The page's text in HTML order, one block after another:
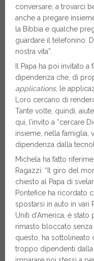
conversare, a trovarci
anche a pregare
la Bibbia e qualche
guardare il telefonino:
nostra vita”.
Il Papa ha poi invitato
dipendenza che, di
applications, le
Loro cercano di
Tante volte, quindi,
qui, l’invito a “cercare
insieme, nella famiglia,
dipendenza dalla
Michela ha fatto
Ragazzi: “Il giro del
chiesto al Papa di
Pontefice ha ricordato
spostarsi in auto in vari
Uniti d’America, è
rimasto bloccato senza
questo, ha sottolineato
troppo dipendenti